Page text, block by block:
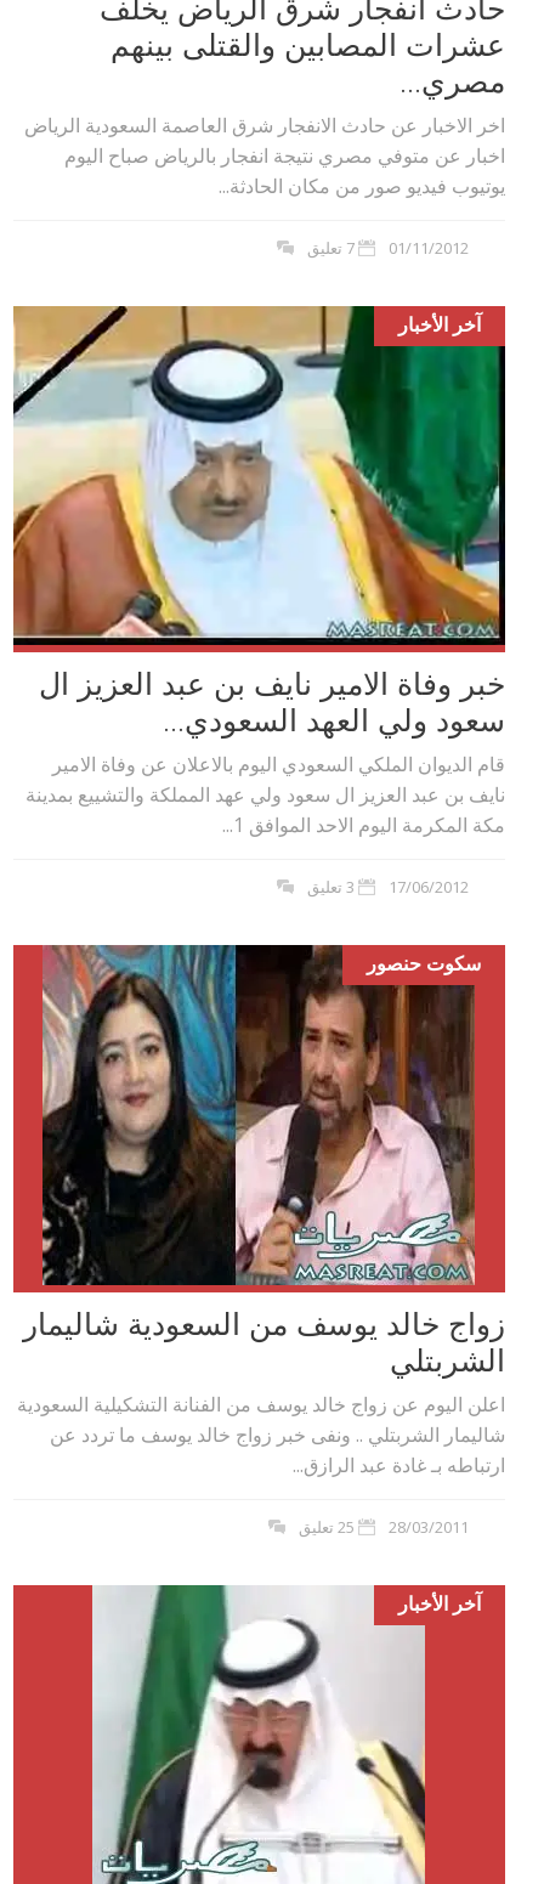
عشرات المصابين والقتلى بينهم
مصري...
اخر الاخبار عن حادث الانفجار شرق العاصمة السعودية الرياض
اخبار عن متوفي مصري نتيجة انفجار بالرياض صباح اليوم
يوتيوب فيديو صور من مكان الحادثة...
01/11/2012 7 تعليق
آخر الأخبار
خبر وفاة الامير نايف بن عبد العزيز ال
سعود ولي العهد السعودي...
قام الديوان الملكي السعودي اليوم بالاعلان عن وفاة الامير
نايف بن عبد العزيز ال سعود ولي عهد المملكة والتشييع بمدينة
مكة المكرمة اليوم الاحد الموافق 1...
17/06/2012 3 تعليق
سكوت حنصور
زواج خالد يوسف من السعودية شاليمار
الشربتلي
اعلن اليوم عن زواج خالد يوسف من الفنانة التشكيلية السعودية
شاليمار الشربتلي .. ونفى خبر زواج خالد يوسف ما تردد عن
ارتباطه بـ غادة عبد الرازق...
28/03/2011 25 تعليق
آخر الأخبار